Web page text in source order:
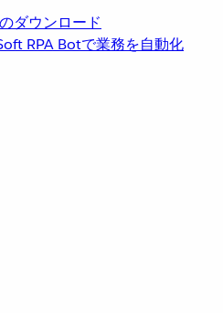
ダウンロード
RPA Botで業務を自動化